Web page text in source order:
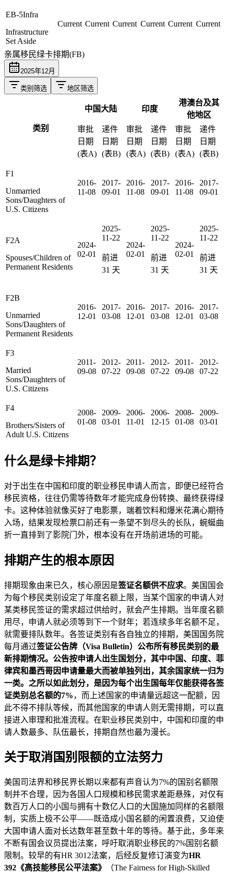
EB-5Infra
Infrastructure
Set Aside
Current Current Current Current Current Current
亲属移民绿卡排期(FB)
2025年12月
类别筛选 地区筛选
类别
中国大陆 印度
港澳台及其
他地区
审批
日期
(表A)
递件
日期
(表B)
审批
日期
(表A)
递件
日期
(表B)
审批
日期
(表A)
递件
日期
(表B)
F1
Unmarried
Sons/Daughters of
U.S. Citizens
2016-
11-08
2017-
09-01
2016-
11-08
2017-
09-01
2016-
11-08
2017-
09-01
F2A
Spouses/Children of
Permanent Residents
2024-
02-01
2025-
11-22
前进
31 天
2024-
02-01
2025-
11-22
前进
31 天
2024-
02-01
2025-
11-22
前进
31 天
F2B
Unmarried
Sons/Daughters of
Permanent Residents
2016-
12-01
2017-
03-08
2016-
12-01
2017-
03-08
2016-
12-01
2017-
03-08
F3
Married
Sons/Daughters of
U.S. Citizens
2011-
09-08
2012-
07-22
2011-
09-08
2012-
07-22
2011-
09-08
2012-
07-22
F4
Brothers/Sisters of
Adult U.S. Citizens
2008-
01-08
2009-
03-01
2006-
11-01
2006-
12-15
2008-
01-08
2009-
03-01
什么是绿卡排期？
对于出生在中国和印度的职业移民申请人而言，即便已经符合
移民资格，往往仍需等待数年才能完成身份转换、最终获得绿
卡。这种体验就像买好了电影票，端着饮料和爆米花满心期待
入场，结果发现检票口前还有一条望不到尽头的长队，蜿蜒曲
折一直排到了影院门外，根本没有在开场前进场的可能。
排期产生的根本原因
排期现象由来已久，核心原因是签证名额供不应求。美国国会
为每个移民类别设定了年度名额上限，当某个国家的申请人对
某类移民签证的需求超过供给时，就会产生排期。当年度名额
用尽，申请人就必须等到下一个财年；若连续多年名额不足，
就需要排队数年。各签证类别有各自独立的排期，美国国务院
每月通过签证公告牌（Visa Bulletin） 公布所有移民类别的最
新排期情况。公告按申请人出生国划分，其中中国、印度、菲
律宾和墨西哥因申请量最大而被单独列出，其余国家统一归为
一类。之所以如此划分，是因为每个出生国每年仅能获得各签
证类别总名额的7%，而上述国家的申请量远超这一配额，因
此不得不排队等候，而其他国家的申请人则无需排期，可以直
接进入审理和批准流程。在职业移民类别中，中国和印度的申
请人数最多、队伍最长，排期自然也最为漫长。
关于取消国别限额的立法努力
美国司法界和移民界长期以来都有声音认为7%的国别名额限
制并不合理，因为各国人口规模和移民需求差距悬殊，对仅有
数百万人口的小国与拥有十数亿人口的大国施加同样的名额限
制，实质上极不公平——既造成小国名额的闲置浪费，又迫使
大国申请人面对长达数年甚至数十年的等待。基于此，多年来
不断有国会议员提出法案，呼吁取消职业移民的7%国别名额
限制。较早的有HR 3012法案，后经反复修订演变为HR
392《高技能移民公平法案》
（The Fairness for High-Skilled